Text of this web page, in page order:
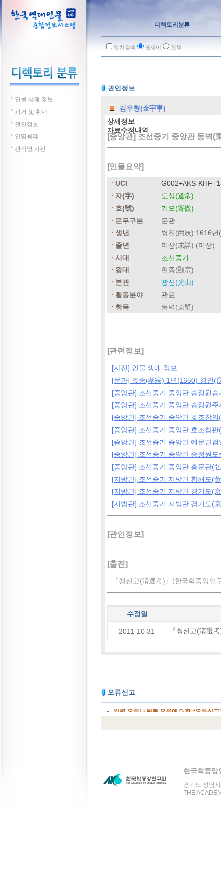
인물 생애 정보
과거 및 취재
관인정보
인명용례
관직명 사전
디렉토리분류
일치검색 표제어 전체
관인정보
김우형(金宇亨)
상세정보
자료수정내역
[중앙관] 조선중기 중앙관 동벽(
[인물요약]
UCI
G002+AKS-
자(字)
도상(道常)
호(號)
기오(寄傲)
문무구분
문관
생년
병진(丙辰) 1616년
졸년
미상(未詳) (미상)
시대
조선중기
왕대
현종(顯宗)
본관
광산(光山)
활동분야
관료
항목
동벽(東壁)
[관련정보]
[사전] 인물 생애 정보
[문과] 효종(孝宗) 1년(1650) 경인(
[중앙관] 조선중기 중앙관 승정원
[중앙관] 조선중기 중앙관 승정원
[중앙관] 조선중기 중앙관 호조참의
[중앙관] 조선중기 중앙관 호조참판
[중앙관] 조선중기 중앙관 예문관
[중앙관] 조선중기 중앙관 승정원
[중앙관] 조선중기 중앙관 홍문관(
[지방관] 조선중기 지방관 황해도(
[지방관] 조선중기 지방관 경기도(
[지방관] 조선중기 지방관 경기도(
[관인정보]
[출전]
『청선고(淸選考)』(한국학중앙연
수정일
2011-10-31 『청선고(淸選
한국학중앙
경기도 성남
THE